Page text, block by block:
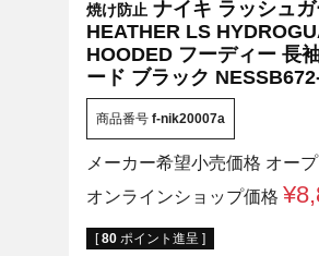
焼け防止 ナイキ ラッシュ
HEATHER LS
HOODED フーディー 長
ード ブラック
商品番号 f-nik20007a
メーカー希望小売価格 オー
オンラインショップ価格 ¥
[ 80 ポイント進呈 ]